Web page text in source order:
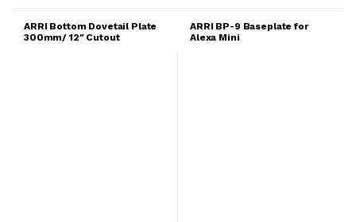
ARRI Bottom Dovetail Plate
300mm/ 12″ Cutout
ARRI BP-9 Baseplate for
Alexa Mini